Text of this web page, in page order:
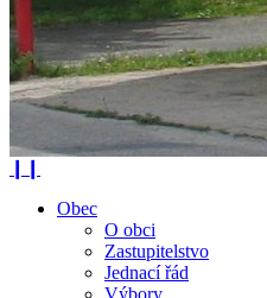
Obec
O obci
Zastupitelstvo
Jednací řád
Výbory